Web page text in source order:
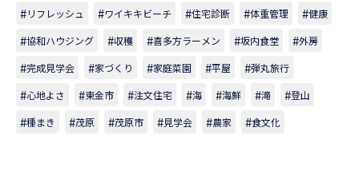
リフレッシュ
ワイキキビーチ 住宅診断 体重管理
健康
協和ハウジング
収穫 喜多方ラーメン 坂内食堂
外房
完成見学会
家づくり 家庭菜園 平屋
弾丸旅行
心地よさ
東金市 注文住宅 海 海鮮 滝
登山
種まき
茂原 茂原市 見学会 農家 食文化